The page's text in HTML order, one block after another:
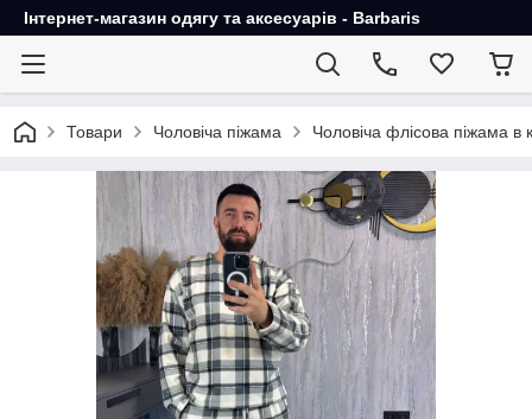
Інтернет-магазин одягу та аксесуарів - Barbaris
Товари Чоловіча піжама Чоловіча флісова піжама в